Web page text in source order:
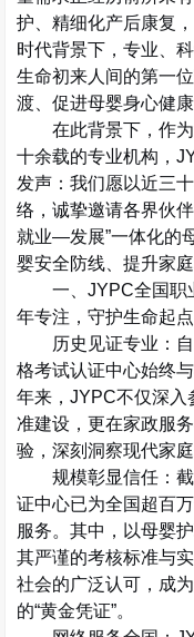
护、精细化产后康复
时代背景下，专业、
生命初来人间的第一
渡、促进母婴身心健
在此背景下，作
十余载的专业机构，
发声 ：我们愿以近三
络，诚挚邀请各界伙
就业—发展”一体化的
婴安全防线、提升家
一、JYPC全国职
年专注，守护生命起点
历史见证专业 ：自
格考试认证中心始终
年来，JYPC不仅深入
准建设，更在家政服
验，深刻洞察现代家
规模彰显信任 ：
证中心已为全国 超百万
服务。其中，以母婴
其严谨的考核标准与
社会的广泛认可，成
的“黄金凭证”。